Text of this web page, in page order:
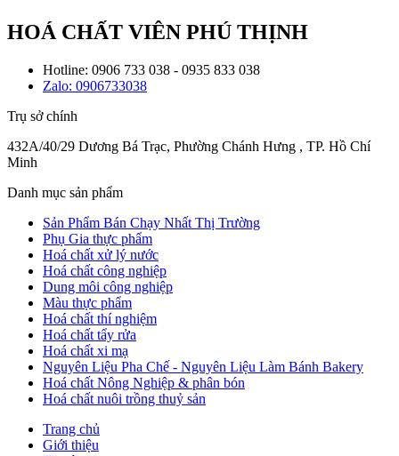
HOÁ CHẤT VIÊN PHÚ THỊNH
Hotline: 0906 733 038 - 0935 833 038
Zalo: 0906733038
Trụ sở chính
432A/40/29 Dương Bá Trạc, Phường Chánh Hưng , TP. Hồ Chí
Minh
Danh mục sản phẩm
Sản Phẩm Bán Chạy Nhất Thị Trường
Phụ Gia thực phẩm
Hoá chất xử lý nước
Hoá chất công nghiệp
Dung môi công nghiệp
Màu thực phẩm
Hoá chất thí nghiệm
Hoá chất tẩy rửa
Hoá chất xi mạ
Nguyên Liệu Pha Chế - Nguyên Liệu Làm Bánh Bakery
Hoá chất Nông Nghiệp & phân bón
Hoá chất nuôi trồng thuỷ sản
Trang chủ
Giới thiệu